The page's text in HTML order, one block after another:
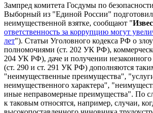
Зампред комитета Госдумы по
Выборный из "Единой России" подготовил
неимущественной взятке, сообщают "
ответственность за коррупцию могут
лет"). Статьи Уголовного кодекса РФ о
полномочиями (ст. 202 УК РФ),
204 УК РФ), даче и получении незаконного
(ст. 290 и ст. 291 УК РФ) дополняются
"неимущественные преимущества",
неимущественного характера",
иные неправомерные преимущества". По
к таковым относятся, например, случаи,